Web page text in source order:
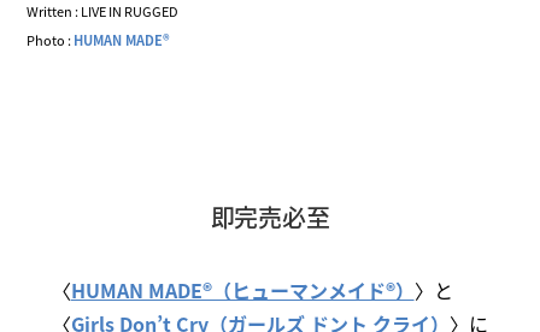
Written : LIVE IN RUGGED
Photo :HUMAN MADE®
即完売必至
〈HUMAN MADE®（ヒューマンメイド®） 〉と
〈Girls Don’t Cry（ガールズ ドント クライ） 〉に